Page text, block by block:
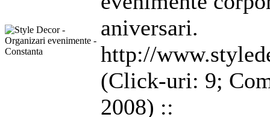
aniversari.
http://
(Click-uri: 9;
2008) ::